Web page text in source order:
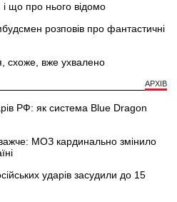
що про нього відомо
розповів про фантастичні
схоже, вже ухвалено
АРХІВ
РФ: як система Blue Dragon
МОЗ кардинально змінило
ударів засудили до 15